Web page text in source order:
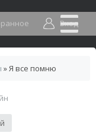
Вход
» Я все помню